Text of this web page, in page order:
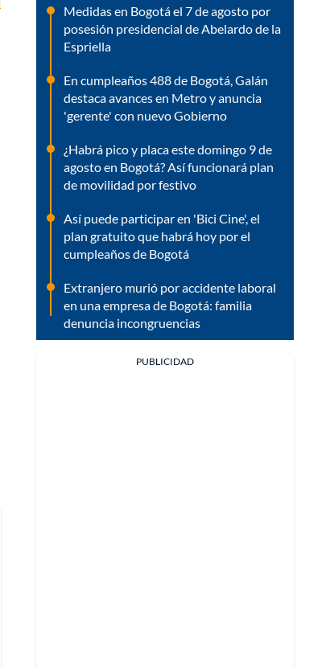
Medidas en Bogotá el 7 de agosto por
posesión presidencial de Abelardo de la
Espriella
En cumpleaños 488 de Bogotá, Galán
destaca avances en Metro y anuncia
'gerente' con nuevo Gobierno
¿Habrá pico y placa este domingo 9 de
agosto en Bogotá? Así funcionará plan
de movilidad por festivo
Así puede participar en 'Bici Cine', el
plan gratuito que habrá hoy por el
cumpleaños de Bogotá
Extranjero murió por accidente laboral
en una empresa de Bogotá: familia
denuncia incongruencias
PUBLICIDAD